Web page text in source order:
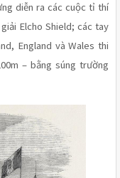
diễn ra các cuộc tỉ thí
Elcho Shield; các tay
England và Wales thi
– bằng súng trường